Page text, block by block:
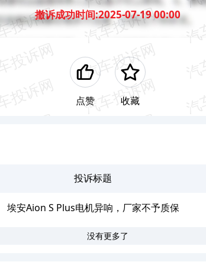
撤诉成功时间:2025-07-19 00:00
点赞 收藏
投诉标题
埃安Aion S Plus电机异响，厂家不予质保
没有更多了